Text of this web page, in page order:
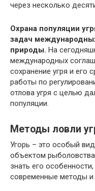
через несколько
Охрана популяции
задач
природы. На
международных
сохранение угря и его
работы по
отлова угря с целью
популяции.
Методы ловли
Угорь – это особый
объектом
знать его
современные методы и